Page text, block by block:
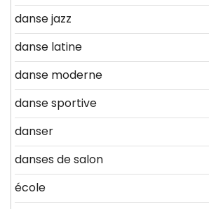
danse jazz
danse latine
danse moderne
danse sportive
danser
danses de salon
école